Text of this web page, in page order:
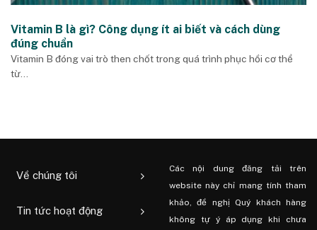
Vitamin B là gì? Công dụng ít ai biết và cách dùng
đúng chuẩn
Vitamin B đóng vai trò then chốt trong quá trình phục hồi cơ thể
từ...
Về chúng tôi
Tin tức hoạt động
Các nội dung đăng tải trên
website này chỉ mang tính tham
khảo, đề nghị Quý khách hàng
không tự ý áp dụng khi chưa